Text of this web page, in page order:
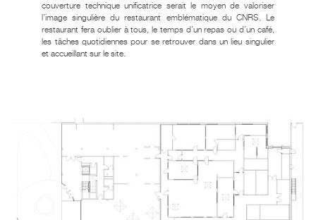
couverture technique unificatrice serait le moyen de valoriser
l’image singulière du restaurant emblématique du CNRS. Le
restaurant fera oublier à tous, le temps d’un repas ou d’un café,
les tâches quotidiennes pour se retrouver dans un lieu singulier
et accueillant sur le site.